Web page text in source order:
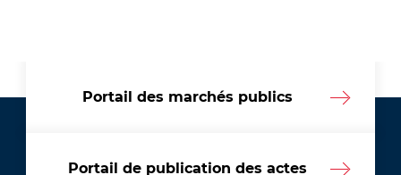
Portail des marchés publics
Portail de publication des actes